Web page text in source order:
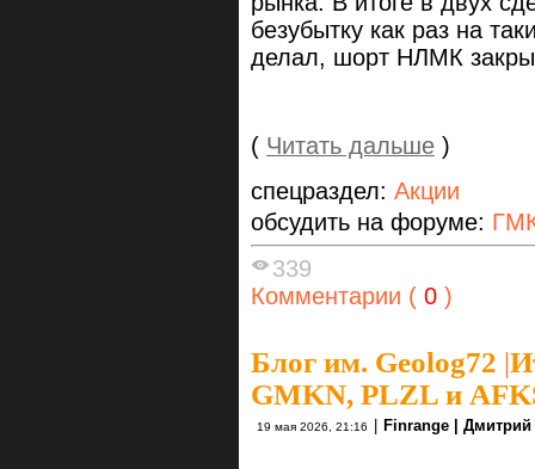
безубытку как раз на
делал, шорт НЛМК
( Читать дальше )
спецраздел: Акции
обсудить на форуме:
339
Комментарии ( 0 )
Блог им. Geolog72 |
GMKN, PLZL и
19 мая 2026, 21:16 | Finrange |